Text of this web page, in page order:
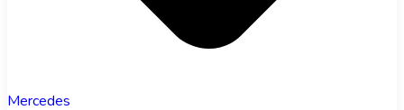
Mercedes